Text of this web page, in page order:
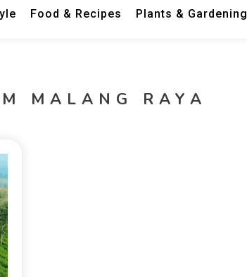
Food & Recipes Plants & Gardening
MALANG RAYA